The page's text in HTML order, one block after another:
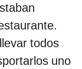
todos
uno